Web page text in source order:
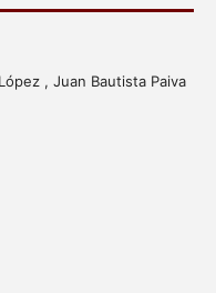
, Juan Bautista Paiva